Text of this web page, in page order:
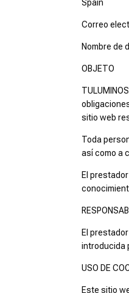
Spain
Correo
Nombre de
OBJETO
sitio web
Toda
así como a
El
El
introducida
USO DE
Este sitio